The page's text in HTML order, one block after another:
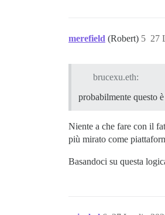
merefield (Robert) 27
5
brucexu.eth:
probabilmente questo
Niente a che fare con il
più mirato come
Basandoci su questa